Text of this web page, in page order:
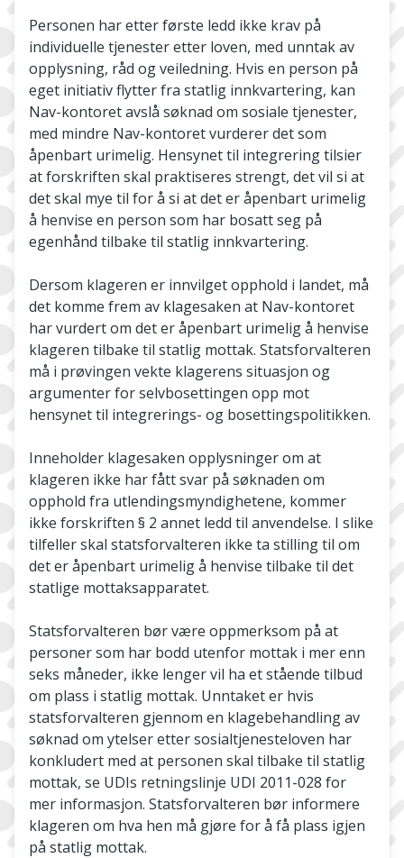
Personen har etter første ledd ikke krav på
individuelle tjenester etter loven, med unntak av
opplysning, råd og veiledning. Hvis en person på
eget initiativ flytter fra statlig innkvartering, kan
Nav-kontoret avslå søknad om sosiale tjenester,
med mindre Nav-kontoret vurderer det som
åpenbart urimelig. Hensynet til integrering tilsier
at forskriften skal praktiseres strengt, det vil si at
det skal mye til for å si at det er åpenbart urimelig
å henvise en person som har bosatt seg på
egenhånd tilbake til statlig innkvartering.
Dersom klageren er innvilget opphold i landet, må
det komme frem av klagesaken at Nav-kontoret
har vurdert om det er åpenbart urimelig å henvise
klageren tilbake til statlig mottak. Statsforvalteren
må i prøvingen vekte klagerens situasjon og
argumenter for selvbosettingen opp mot
hensynet til integrerings- og bosettingspolitikken.
Inneholder klagesaken opplysninger om at
klageren ikke har fått svar på søknaden om
opphold fra utlendingsmyndighetene, kommer
ikke forskriften § 2 annet ledd til anvendelse. I slike
tilfeller skal statsforvalteren ikke ta stilling til om
det er åpenbart urimelig å henvise tilbake til det
statlige mottaksapparatet.
Statsforvalteren bør være oppmerksom på at
personer som har bodd utenfor mottak i mer enn
seks måneder, ikke lenger vil ha et stående tilbud
om plass i statlig mottak. Unntaket er hvis
statsforvalteren gjennom en klagebehandling av
søknad om ytelser etter sosialtjenesteloven har
konkludert med at personen skal tilbake til statlig
mottak, se UDIs retningslinje UDI 2011-028 for
mer informasjon. Statsforvalteren bør informere
klageren om hva hen må gjøre for å få plass igjen
på statlig mottak.